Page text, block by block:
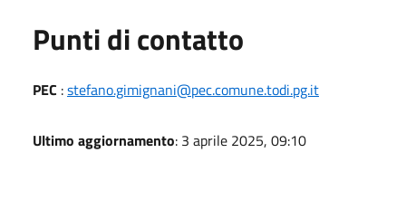
Punti di contatto
PEC :stefano.gimignani@pec.comune.todi.pg.it
Ultimo aggiornamento: 3 aprile 2025, 09:10